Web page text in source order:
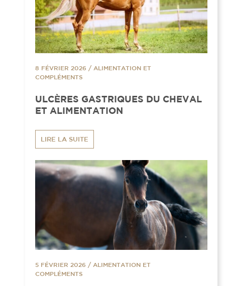
8 FÉVRIER 2026 / ALIMENTATION ET
COMPLÉMENTS
ULCÈRES GASTRIQUES DU CHEVAL
ET ALIMENTATION
LIRE LA SUITE
5 FÉVRIER 2026 / ALIMENTATION ET
COMPLÉMENTS